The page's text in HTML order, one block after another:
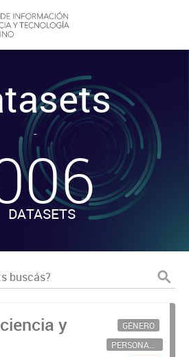
-
DATASETS
y
GÉNERO
PERSONAL CIENTÍFICO-TECNOLÓGICO